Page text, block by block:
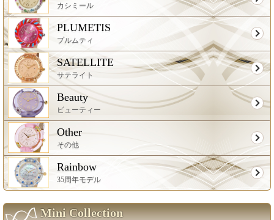
カシミール
PLUMETIS
プルムティ
SATELLITE
サテライト
Beauty
ビューティー
Other
その他
Rainbow
35周年モデル
Mini Collection